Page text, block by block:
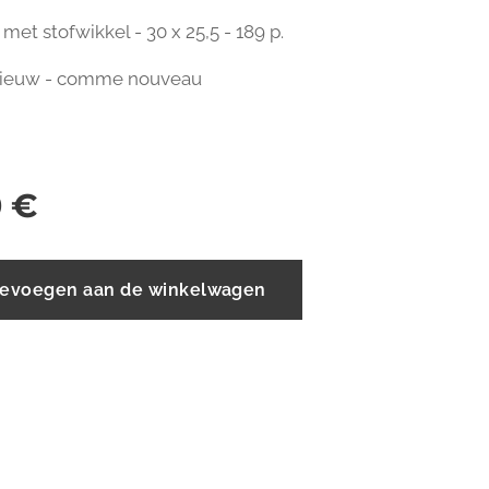
stofwikkel - 30 x 25,5 - 189 p.
- comme nouveau
€
aan de winkelwagen